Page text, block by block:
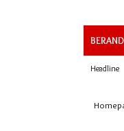
Headline